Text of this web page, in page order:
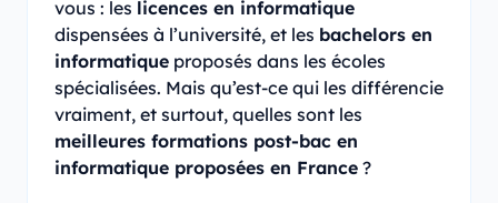
vous : les licences en informatique
dispensées à l’université, et les bachelors en
informatique proposés dans les écoles
spécialisées. Mais qu’est-ce qui les différencie
vraiment, et surtout, quelles sont les
meilleures formations post-bac en
informatique proposées en France ?